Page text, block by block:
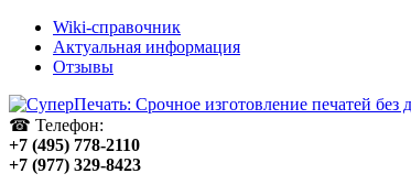
Wiki-справочник
Актуальная информация
Отзывы
☎ Телефон:
+7 (495) 778-2110
+7 (977) 329-8423